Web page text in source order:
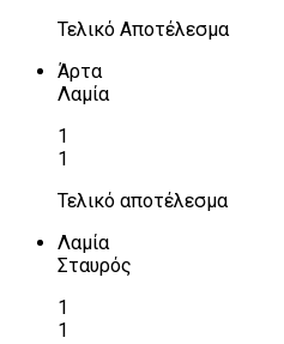
Τελικό Αποτέλεσμα
Άρτα
Λαμία
1
1
Τελικό αποτέλεσμα
Λαμία
Σταυρός
1
1